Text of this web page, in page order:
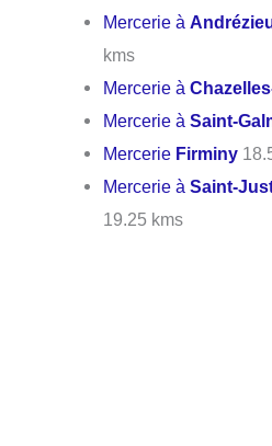
Mercerie à
kms
Mercerie à
Mercerie àSaint-
Mercerie Firminy
Mercerie àSaint-
19.25 kms